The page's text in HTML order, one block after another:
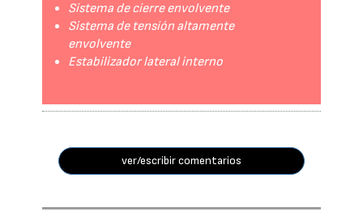
Sistema de cierre envolvente
Sistema de tensión altamente
envolvente
Estabilizador lateral interno
ver/escribir comentarios